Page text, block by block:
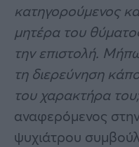
κατηγορούμενος
μητέρα του
την επιστολή.
τη διερεύνηση
του χαρακτήρα
αναφερόμενος
ψυχιάτρου